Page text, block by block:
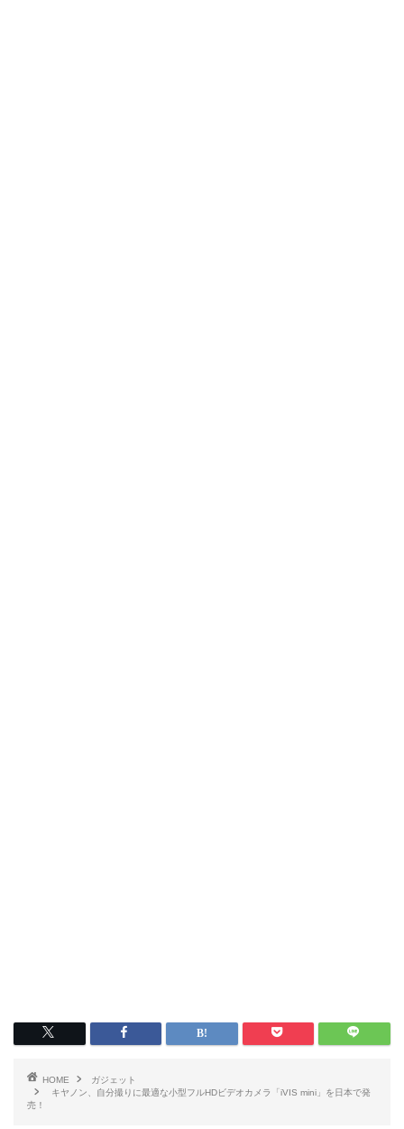
HOME
ガジェット
キヤノン、自分撮りに最適な小型フルHDビデオカメラ「iVIS mini」を日本で発
売！